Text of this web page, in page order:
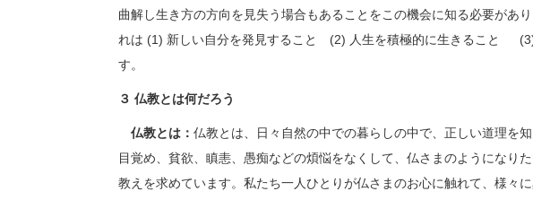
曲解し生き方の方向を見失う場合もあることをこの機会に知る必要があ
れは (1) 新しい自分を発見すること (2) 人生を積極的に生きること
す。
３ 仏教とは何だろう
仏教とは： 仏教とは、日々自然の中での暮らしの中で、正しい道理を
目覚め、貧欲、瞋恚、愚痴などの煩悩をなくして、仏さまのようになり
教えを求めています。私たち一人ひとりが仏さまのお心に触れて、様々